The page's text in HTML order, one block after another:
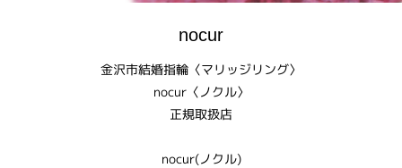
nocur
金沢市結婚指輪〈マリッジリング〉
nocur〈ノクル〉
正規取扱店
nocur(ノクル)